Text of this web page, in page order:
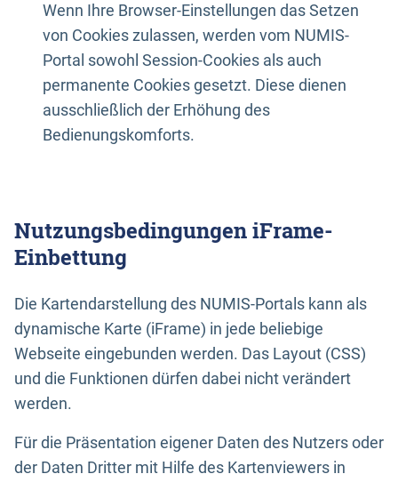
Wenn Ihre Browser-Einstellungen das Setzen
von Cookies zulassen, werden vom NUMIS-
Portal sowohl Session-Cookies als auch
permanente Cookies gesetzt. Diese dienen
ausschließlich der Erhöhung des
Bedienungskomforts.
Nutzungsbedingungen iFrame-
Einbettung
Die Kartendarstellung des NUMIS-Portals kann als
dynamische Karte (iFrame) in jede beliebige
Webseite eingebunden werden. Das Layout (CSS)
und die Funktionen dürfen dabei nicht verändert
werden.
Für die Präsentation eigener Daten des Nutzers oder
der Daten Dritter mit Hilfe des Kartenviewers in